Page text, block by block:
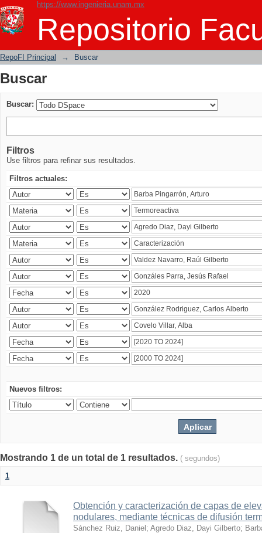
https://www.ingenieria.unam.mx
Repositorio
Buscar
RepoFI Principal → Buscar
Buscar
Buscar:
Filtros
Use filtros para refinar sus resultados.
Filtros actuales:
Nuevos filtros:
Mostrando 1 de un total de 1 resultados. ( segundos)
1
Obtención y caracterización de capas de
nodulares, mediante técnicas de difusión
Sánchez Ruiz, Daniel ; Agredo Diaz, Dayi Gilberto;